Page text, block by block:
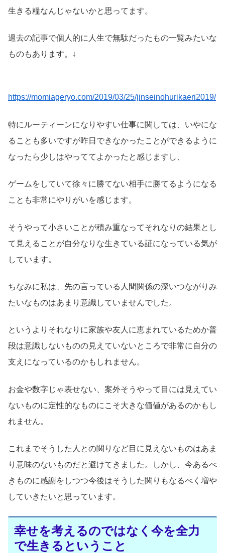
生きる糧なんじゃないかと思ってます。
過去の記事で個人的に人生で無駄だったもの一覧みたいな
ものもあります。↓
https://momiageryo.com/2019/03/25/jinseinohurikaeri2019/
特にルーティーンになりやすい仕事に関しては、いやにな
ることも多いですが昨日できなかったことができるように
なったら少しはやっててよかったと感じますし、
ゲームをしていて徐々に勝てない相手に勝てるようになる
ことも非常にやりがいを感じます。
そうやって小さいことが積み重なってそれなりの結果とし
て見えることが自分なりな生きている証になっている気が
しています。
ちなみに私は、先の言っている人間関係の深いつながりみ
たいなものはあまり意識していませんでした。
というよりそれなりに家族や友人に恵まれているためか普
段は意識しないものの見えていないところで非常に自分の
支えになっているのかもしれません。
お金や数字じゃ表せない、案外そうやって目には見えてい
ないものに定性的なものにこそ大きな価値があるのかもし
れません。
これまでそうした人との関りなど目に見えないものはあま
り意味のないものだと避けてきました。しかし、今あるべ
きものに感謝をしつつ今後はそうした関りもなるべく増や
していきたいと思っています。
幸せを考えるのではなく今を全力
で生きるということ